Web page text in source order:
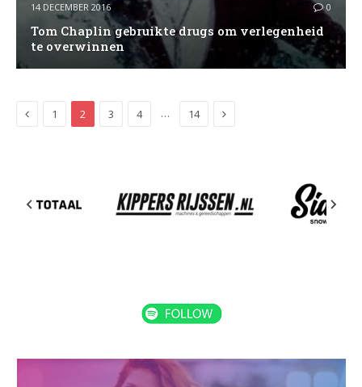
14 DECEMBER 2016 0
Tom Chaplin gebruikte drugs om verlegenheid
te overwinnen
Previous
1 2 3 4 … 14 Next